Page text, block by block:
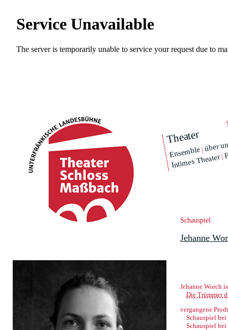
Schauspiel
Jehanne
Jehanne Worch
Die Trümmer
vergangene
Schauspiel bei
Schauspiel bei
Theater
Ensemble|über
Intimes Theater|